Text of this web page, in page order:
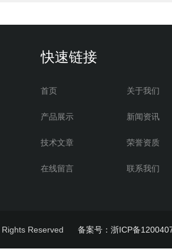
快速链接
首页 关于我们
产品展示 新闻资讯
技术文章 荣誉资质
在线留言 联系我们
Rights Reserved 备案号：浙ICP备